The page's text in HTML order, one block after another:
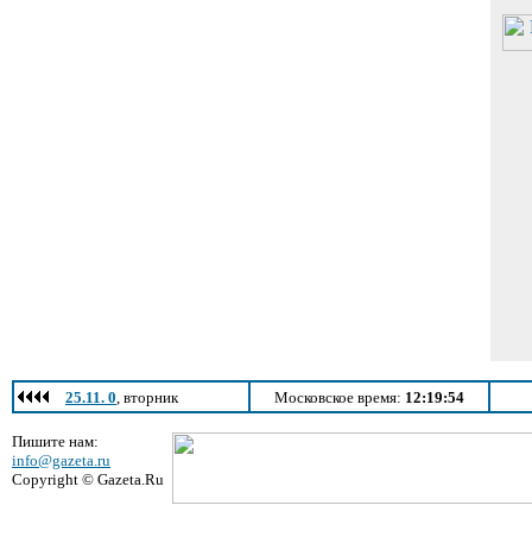
25.11. 0, вторник Московское время: 12:19:54
Пишите нам:
info@gazeta.ru
Copyright © Gazeta.Ru